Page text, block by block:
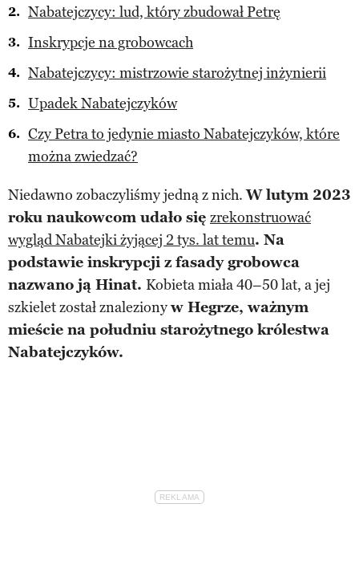
Nabatejczycy: lud, który zbudował Petrę
Inskrypcje na grobowcach
Nabatejczycy: mistrzowie starożytnej inżynierii
Upadek Nabatejczyków
Czy Petra to jedynie miasto Nabatejczyków, które
można zwiedzać?
Niedawno zobaczyliśmy jedną z nich.W lutym 2023
roku naukowcom udało się zrekonstruować
wygląd Nabatejki żyjącej 2 tys. lat temu. Na
podstawie inskrypcji z fasady grobowca
nazwano ją Hinat. Kobieta miała 40–50 lat, a jej
szkielet został znalezionyw Hegrze, ważnym
mieście na południu starożytnego królestwa
Nabatejczyków.